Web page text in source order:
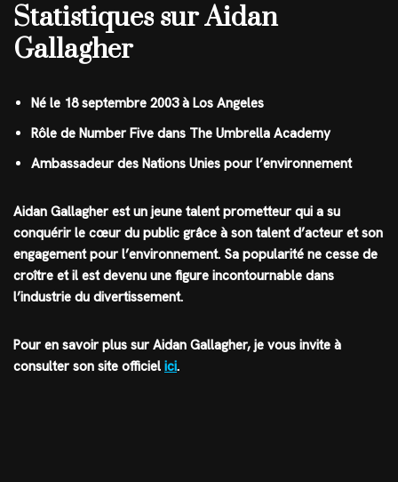
Statistiques sur Aidan
Gallagher
Né le 18 septembre 2003 à Los Angeles
Rôle de Number Five dans The Umbrella Academy
Ambassadeur des Nations Unies pour l’environnement
Aidan Gallagher est un jeune talent prometteur qui a su
conquérir le cœur du public grâce à son talent d’acteur et son
engagement pour l’environnement. Sa popularité ne cesse de
croître et il est devenu une figure incontournable dans
l’industrie du divertissement.
Pour en savoir plus sur Aidan Gallagher, je vous invite à
consulter son site officiel ici.